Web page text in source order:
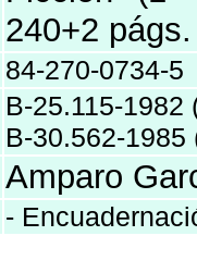
240+2
84-270-0734-5
B-25.115-1982
B-30.562-1985
Amparo
-